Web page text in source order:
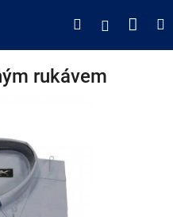
HledatPřihlášení
rukávem